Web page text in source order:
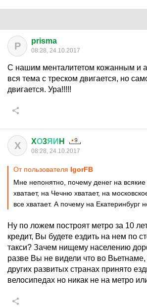
P prisma
08:28, 24.10.2017
С нашим менталитетом кожанным и
вся тема с треском двигается, но
двигается. Ура!!!!!
X XО3ЯИ H
08:28, 24.10.2017
От пользователя IgorFB
Мне непонятно, почему денег на
хватает, на Чечню хватает, на
все хватает. А почему на Екатеринбург
Ну по ложем построят метро за 10
кредит, Вы будете ездить на нем по
такси? Зачем нищему населению
разве Вы не видели что во
других развитых странах принято
велосипедах но никак не на метро